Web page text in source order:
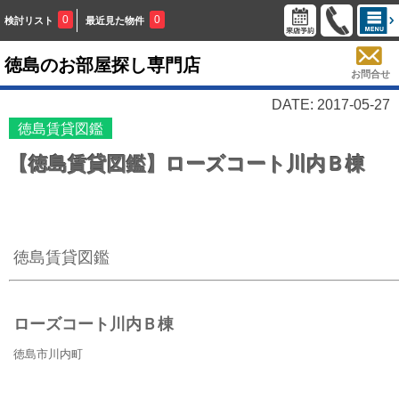
検討リスト 0 最近見た物件 0
徳島のお部屋探し専門店 お問合せ
DATE: 2017-05-27
徳島賃貸図鑑
【徳島賃貸図鑑】ローズコート川内Ｂ棟
徳島賃貸図鑑
ローズコート川内Ｂ棟
徳島市川内町